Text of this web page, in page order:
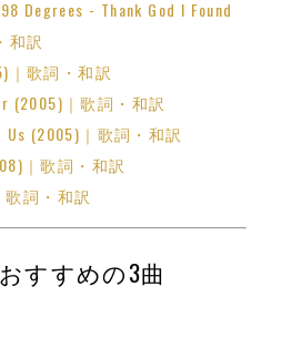
Degrees - Thank God I Found
和訳
｜歌詞・和訳
(2005)｜歌詞・和訳
Us (2005)｜歌詞・和訳
｜歌詞・和訳
歌詞・和訳
すすめの3曲